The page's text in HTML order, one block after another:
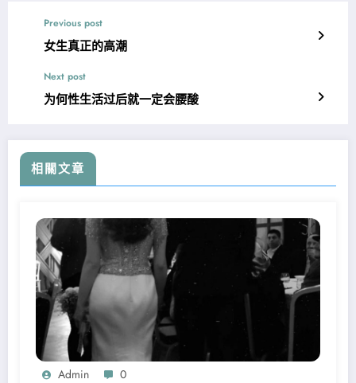
Previous post
女生真正的高潮
Next post
为何性生活过后就一定会腰酸
相關文章
Admin 0